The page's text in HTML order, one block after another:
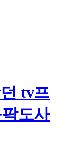
tv프
도사